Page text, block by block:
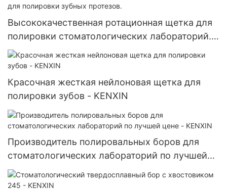
лабораторий, полировальные баффы из
хлопчатобумажной ткани
Высококачественная ротационная щетка для
полировки стоматологических лабораторий.
Различные модели щеток для полировки
зубных протезов.
Красочная жесткая нейлоновая щетка для
полировки зубов - KENXIN
Производитель полировальных боров для
стоматологических лабораторий по лучшей
цене - KENXIN